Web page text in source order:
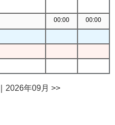
00:00 00:00
2026年09月 >>